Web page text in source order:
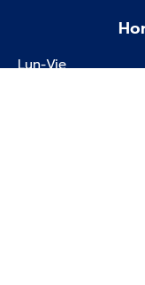
Lun-Vie